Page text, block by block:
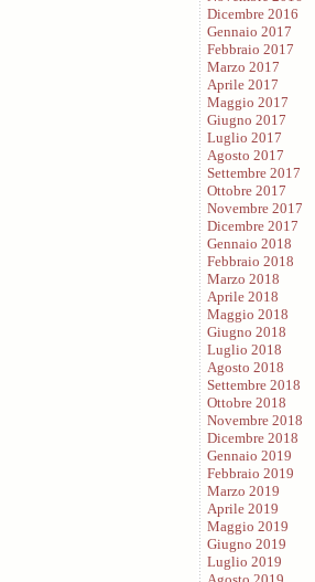
Dicembre 2016
Gennaio 2017
Febbraio 2017
Marzo 2017
Aprile 2017
Maggio 2017
Giugno 2017
Luglio 2017
Agosto 2017
Settembre 2017
Ottobre 2017
Novembre 2017
Dicembre 2017
Gennaio 2018
Febbraio 2018
Marzo 2018
Aprile 2018
Maggio 2018
Giugno 2018
Luglio 2018
Agosto 2018
Settembre 2018
Ottobre 2018
Novembre 2018
Dicembre 2018
Gennaio 2019
Febbraio 2019
Marzo 2019
Aprile 2019
Maggio 2019
Giugno 2019
Luglio 2019